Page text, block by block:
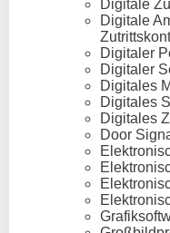
Digitale
Digitale
Digitaler
Digitaler
Digitales
Digitales
Digitales
Door